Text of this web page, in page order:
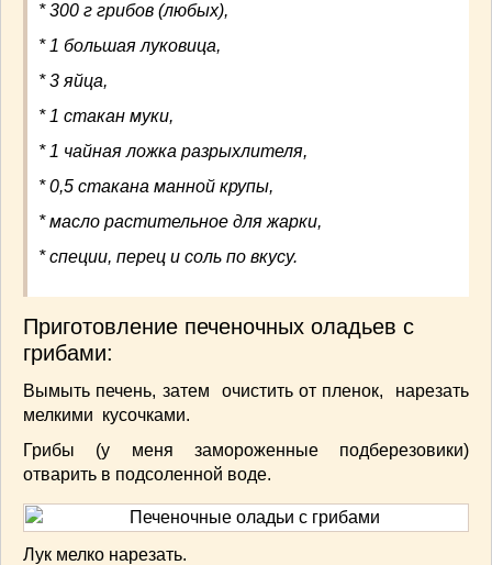
СОУСЫ(6)
ПЕЧЕМ ВМЕСТЕ (257)
Печенье
Пироги(139)
Пирожные(13)
Торты(54)
КРАСОТА И ЗДОРОВЬЕ(185)
САМОРАЗВИТИЕ(12)
ИНТЕРЕСНЫЕ НОВОСТИ(38)
СТАТЬИ(272)
ЛЕЧЕБНЫЕ СВОЙСТВА ПИЩЕВЫХ РАСТЕНИЙ
СЕМЬЯ
(107)
ДОМ и ДАЧА(140)
ВАШИ РЕЦЕПТЫ(3)
* 300 г грибов (любых),
* 1 большая луковица,
* 3 яйца,
* 1 стакан муки,
* 1 чайная ложка разрыхлителя,
* 0,5 стакана манной крупы,
* масло растительное для жарки,
* специи, перец и соль по вкусу.
Приготовление печеночных оладьев с
грибами:
Вымыть печень, затем очистить от пленок, нарезать
мелкими кусочками.
Грибы (у меня замороженные подберезовики)
отварить в подсоленной воде.
Лук мелко нарезать.